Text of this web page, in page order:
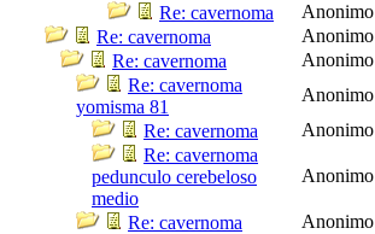
Re: cavernoma
Anonimo
Re: cavernoma
Anonimo
Re: cavernoma
Anonimo
Re: cavernoma
yomisma 81
Anonimo
Re: cavernoma
Anonimo
Re: cavernoma
pedunculo cerebeloso
medio
Anonimo
Re: cavernoma Anonimo